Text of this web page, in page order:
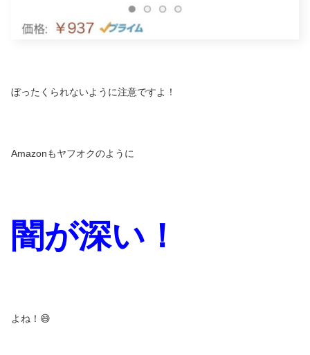
ぼったくられないように注意ですよ！
Amazonもヤフオクのように
闇が深い！
よね！😄